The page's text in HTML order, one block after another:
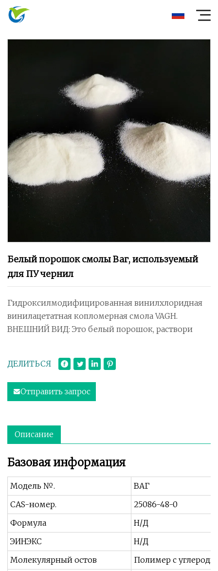
Белый порошок смолы Ваг, используемый
для ПУ чернил
Гидроксилмодифицированная винилхлоридная
винилацетатная копломерная смола VAGH.
ВНЕШНИЙ ВИД: Это белый порошок, раствори
ДЕЛИТЬСЯ
Отправить запрос
Описание
Базовая информация
Модель №.
ВАГ
CAS-номер.
25086-48-0
Формула
Н/Д
ЭИНЭКС
Н/Д
Молекулярный остов
Полимер с